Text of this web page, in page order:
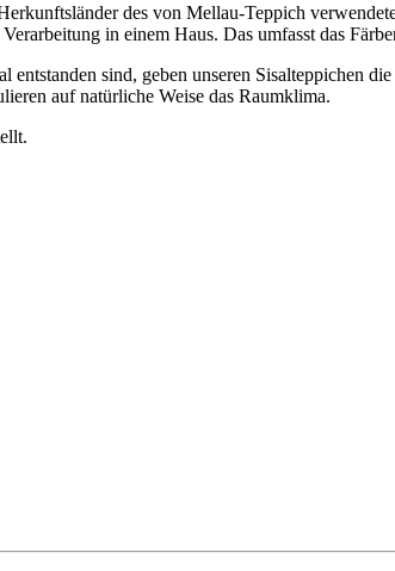
des von Mellau-Teppich
in einem Haus. Das umfasst das
sind, geben unseren Sisalteppichen
auf natürliche Weise das Raumklima.